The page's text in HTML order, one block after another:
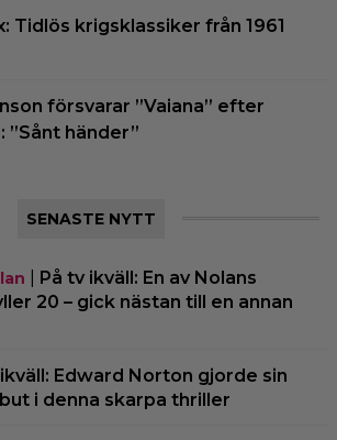
Tidlös krigsklassiker från 1961
försvarar ”Vaiana” efter
”Sånt händer”
SENASTE NYTT
På tv ikväll: En av Nolans
20 – gick nästan till en annan
ikväll: Edward Norton gjorde sin
i denna skarpa thriller